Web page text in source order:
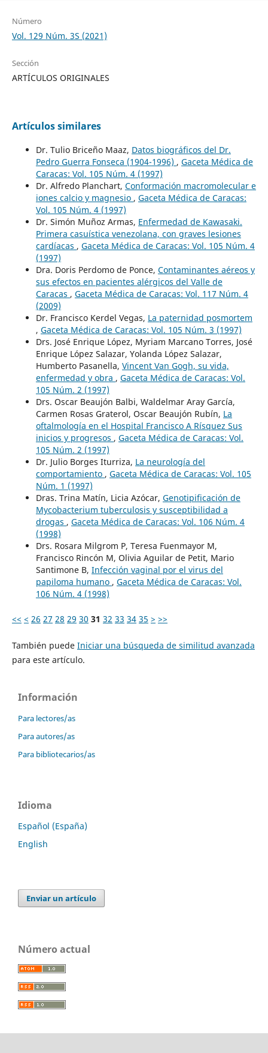
Número
Vol. 129 Núm. 3S (2021)
Sección
ARTÍCULOS ORIGINALES
Artículos similares
Dr. Tulio Briceño Maaz, Datos biográficos del Dr.
Pedro Guerra Fonseca (1904-1996) , Gaceta Médica de
Caracas: Vol. 105 Núm. 4 (1997)
Dr. Alfredo Planchart, Conformación macromolecular e
iones calcio y magnesio , Gaceta Médica de Caracas:
Vol. 105 Núm. 4 (1997)
Dr. Simón Muñoz Armas, Enfermedad de Kawasaki.
Primera casuística venezolana, con graves lesiones
cardíacas , Gaceta Médica de Caracas: Vol. 105 Núm. 4
(1997)
Dra. Doris Perdomo de Ponce, Contaminantes aéreos y
sus efectos en pacientes alérgicos del Valle de
Caracas , Gaceta Médica de Caracas: Vol. 117 Núm. 4
(2009)
Dr. Francisco Kerdel Vegas, La paternidad posmortem
, Gaceta Médica de Caracas: Vol. 105 Núm. 3 (1997)
Drs. José Enrique López, Myriam Marcano Torres, José
Enrique López Salazar, Yolanda López Salazar,
Humberto Pasanella, Vincent Van Gogh, su vida,
enfermedad y obra , Gaceta Médica de Caracas: Vol.
105 Núm. 2 (1997)
Drs. Oscar Beaujón Balbi, Waldelmar Aray García,
Carmen Rosas Graterol, Oscar Beaujón Rubín, La
oftalmología en el Hospital Francisco A Rísquez Sus
inicios y progresos , Gaceta Médica de Caracas: Vol.
105 Núm. 2 (1997)
Dr. Julio Borges Iturriza, La neurología del
comportamiento , Gaceta Médica de Caracas: Vol. 105
Núm. 1 (1997)
Dras. Trina Matín, Licia Azócar, Genotipificación de
Mycobacterium tuberculosis y susceptibilidad a
drogas , Gaceta Médica de Caracas: Vol. 106 Núm. 4
(1998)
Drs. Rosara Milgrom P, Teresa Fuenmayor M,
Francisco Rincón M, Olivia Aguilar de Petit, Mario
Santimone B, Infección vaginal por el virus del
papiloma humano , Gaceta Médica de Caracas: Vol.
106 Núm. 4 (1998)
<< < 26 27 28 29 30 31 32 33 34 35 > >>
También puede Iniciar una búsqueda de similitud avanzada
para este artículo.
Información
Para lectores/as
Para autores/as
Para bibliotecarios/as
Idioma
Español (España)
English
Enviar un artículo
Número actual